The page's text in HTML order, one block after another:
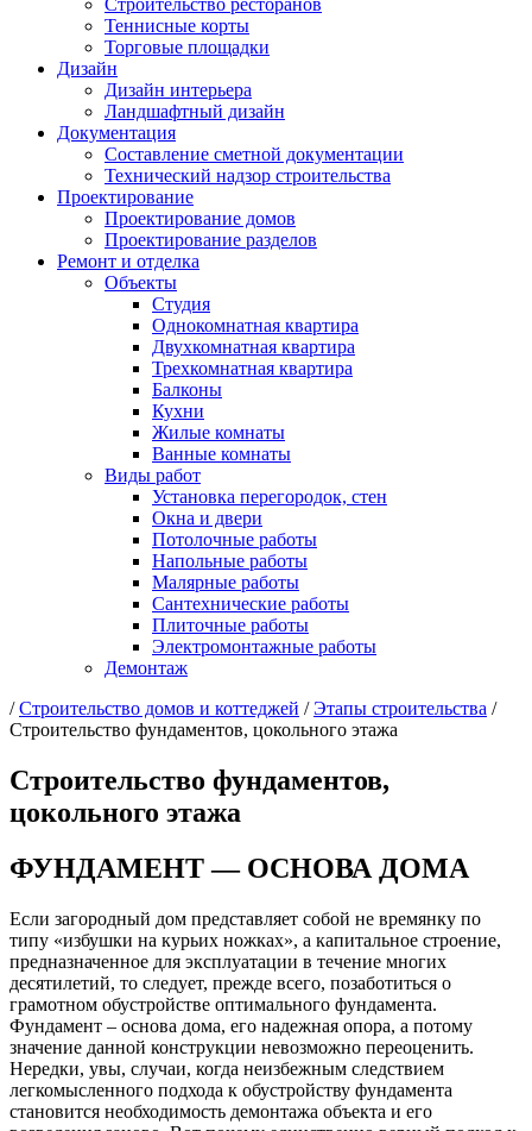
Строительство ресторанов
Теннисные корты
Торговые площадки
Дизайн
Дизайн интерьера
Ландшафтный дизайн
Документация
Составление сметной документации
Технический надзор строительства
Проектирование
Проектирование домов
Проектирование разделов
Ремонт и отделка
Объекты
Студия
Однокомнатная квартира
Двухкомнатная квартира
Трехкомнатная квартира
Балконы
Кухни
Жилые комнаты
Ванные комнаты
Виды работ
Установка перегородок, стен
Окна и двери
Потолочные работы
Напольные работы
Малярные работы
Сантехнические работы
Плиточные работы
Электромонтажные работы
Демонтаж
/Cтроительство домов и коттеджей /Этапы строительства /
Строительство фундаментов, цокольного этажа
Строительство фундаментов,
цокольного этажа
ФУНДАМЕНТ — ОСНОВА ДОМА
Если загородный дом представляет собой не времянку по
типу «избушки на курьих ножках», а капитальное строение,
предназначенное для эксплуатации в течение многих
десятилетий, то следует, прежде всего, позаботиться о
грамотном обустройстве оптимального фундамента.
Фундамент – основа дома, его надежная опора, а потому
значение данной конструкции невозможно переоценить.
Нередки, увы, случаи, когда неизбежным следствием
легкомысленного подхода к обустройству фундамента
становится необходимость демонтажа объекта и его